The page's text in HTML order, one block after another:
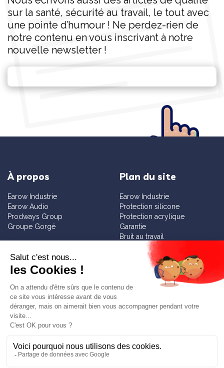
sur la santé, sécurité au travail, le tout avec
une pointe d’humour ! Ne perdez-rien de
notre contenu en vous inscrivant à notre
nouvelle newsletter !
À propos
Earow Industrie
Earow Audio
Prodways Group
Groupe Gorgé
Plan du site
Earow Industrie
Protection silicone
Protection acrylique
Garantie
Bruit au travail
Sensibilisation
Services
Tester nos solutions
Faire un devis
Demande de fiche technique
Informations
Mentions légales
Newsletter